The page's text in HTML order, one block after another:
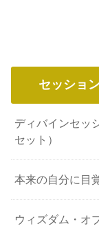
セッショ
ディバインセッ
セット）
本来の自分に目
ウィズダム・オ